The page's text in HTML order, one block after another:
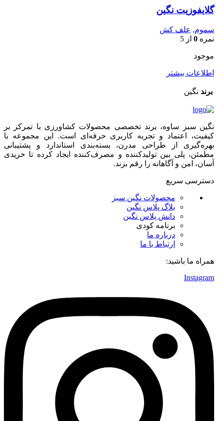
گلایفوزیت نگین
سموم, علف کش
نمره 0 از 5
موجود
اطلاعات بیشتر
برند نگین
نگین سبز ساوه، برند تخصصی محصولات کشاورزی با تمرکز بر
کیفیت، اعتماد و تجربه کاربری حرفه‌ای است. این مجموعه با
بهره‌گیری از طراحی مدرن، بسته‌بندی استاندارد و پشتیبانی
مطمئن، پلی بین تولیدکننده و مصرف‌کننده ایجاد کرده تا خریدی
آسان، امن و آگاهانه را رقم بزند.
دسترسی سریع
محصولات نگین سبز
بلاگ پلاس نگین
دانش پلاس نگین
برنامه کودی
درباره ما
ارتباط با ما
همراه ما باشید:
Instagram